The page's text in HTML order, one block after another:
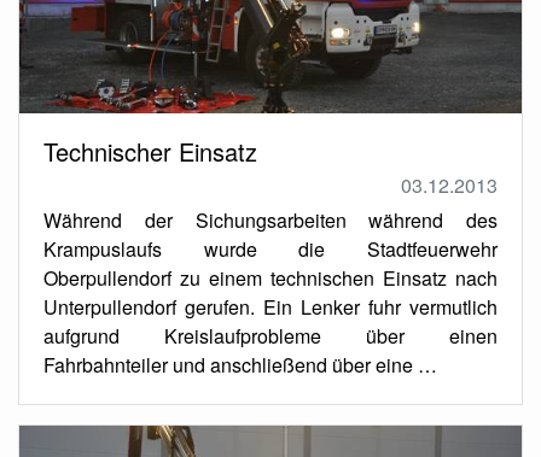
Technischer Einsatz
03.12.2013
Während der Sichungsarbeiten während des
Krampuslaufs wurde die Stadtfeuerwehr
Oberpullendorf zu einem technischen Einsatz nach
Unterpullendorf gerufen. Ein Lenker fuhr vermutlich
aufgrund Kreislaufprobleme über einen
Fahrbahnteiler und anschließend über eine …